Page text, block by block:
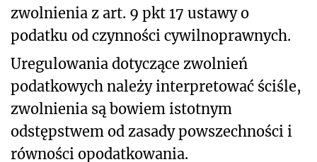
zwolnienia z art. 9 pkt 17 ustawy o
podatku od czynności cywilnoprawnych.
Uregulowania dotyczące zwolnień
podatkowych należy interpretować ściśle,
zwolnienia są bowiem istotnym
odstępstwem od zasady powszechności i
równości opodatkowania.